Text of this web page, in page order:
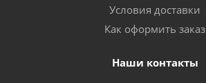
Условия доставки
Как оформить заказ
Наши контакты